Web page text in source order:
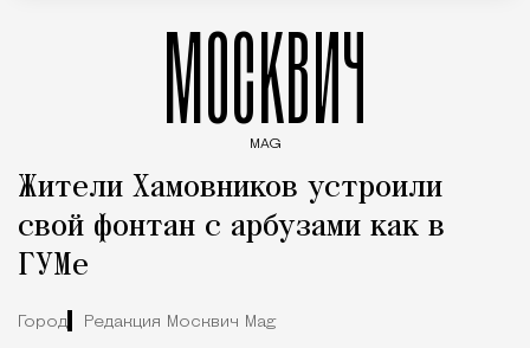
МОСКВИЧ
MAG
Жители Хамовников устроили
свой фонтан с арбузами как в
ГУМе
Город Редакция Москвич Mag